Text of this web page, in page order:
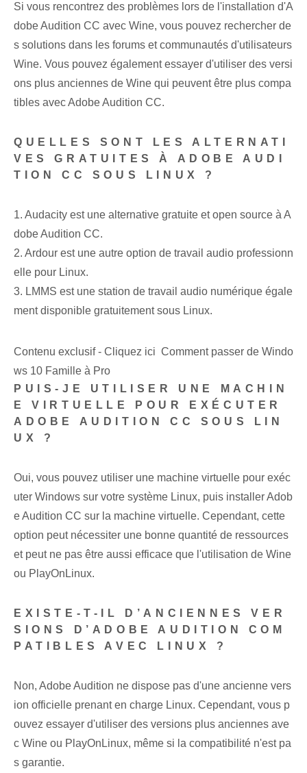
Si vous rencontrez des problèmes lors de l'installation d'A
dobe Audition CC avec Wine, vous pouvez rechercher de
s solutions dans les forums et communautés d'utilisateurs
Wine. Vous pouvez également essayer d'utiliser des versi
ons plus anciennes de Wine qui peuvent être plus compa
tibles avec Adobe Audition CC.
QUELLES SONT LES ALTERNATI
VES GRATUITES À ADOBE AUDI
TION CC SOUS LINUX ?
1. Audacity est une alternative gratuite et open source à A
dobe Audition CC.
2. Ardour est une autre option de travail audio professionn
elle pour Linux.
3. LMMS est une station de travail audio numérique égale
ment disponible gratuitement sous Linux.
Contenu exclusif - Cliquez ici Comment passer de Windo
ws 10 Famille à Pro
PUIS-JE UTILISER UNE MACHIN
E VIRTUELLE POUR EXÉCUTER
ADOBE AUDITION CC SOUS LIN
UX ?
Oui, vous pouvez utiliser une machine virtuelle pour exéc
uter Windows sur votre système Linux, puis installer Adob
e Audition CC sur la machine virtuelle. Cependant, cette
option peut nécessiter une bonne quantité de ressources
et peut ne pas être aussi efficace que l'utilisation de Wine
ou PlayOnLinux.
EXISTE-T-IL D’ANCIENNES VER
SIONS D’ADOBE AUDITION COM
PATIBLES AVEC LINUX ?
Non, Adobe Audition ne dispose pas d'une ancienne vers
ion officielle prenant en charge Linux. Cependant, vous p
ouvez essayer d'utiliser des versions plus anciennes ave
c Wine ou PlayOnLinux, même si la compatibilité n'est pa
s garantie.